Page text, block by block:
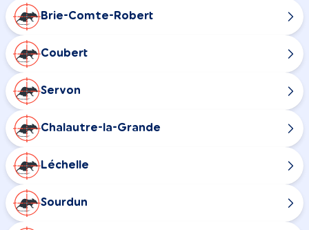
Brie-Comte-Robert
Coubert
Servon
Chalautre-la-Grande
Léchelle
Sourdun